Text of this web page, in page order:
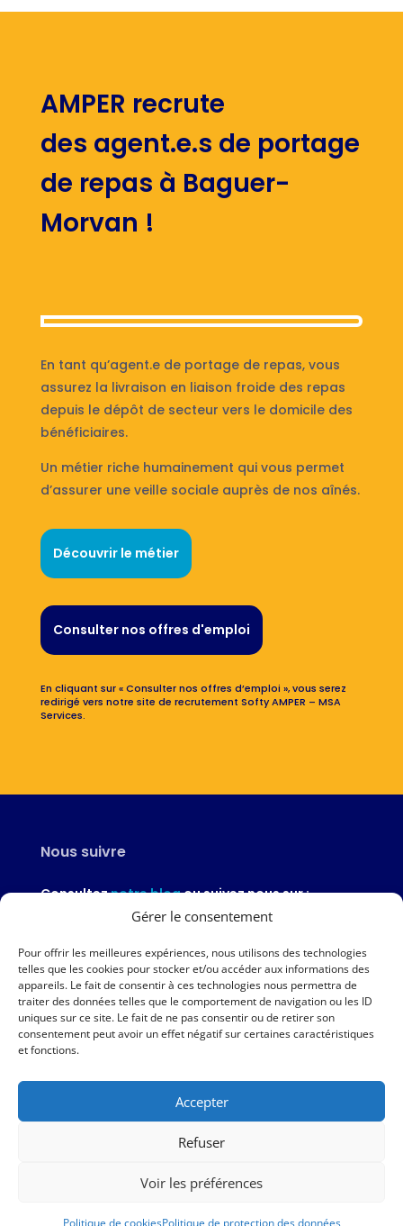
Gérer le consentement
Pour offrir les meilleures expériences, nous utilisons des technologies
telles que les cookies pour stocker et/ou accéder aux informations des
appareils. Le fait de consentir à ces technologies nous permettra de
traiter des données telles que le comportement de navigation ou les ID
uniques sur ce site. Le fait de ne pas consentir ou de retirer son
consentement peut avoir un effet négatif sur certaines caractéristiques
et fonctions.
Accepter
Refuser
Voir les préférences
Politique de cookiesPolitique de protection des données
AMPER recrute
des agent.e.s de portage
de repas à Baguer-
Morvan !
En tant qu’agent.e de portage de repas, vous
assurez la livraison en liaison froide des repas
depuis le dépôt de secteur vers le domicile des
bénéficiaires.
Un métier riche humainement qui vous permet
d’assurer une veille sociale auprès de nos aînés.
Découvrir le métier
Consulter nos offres d'emploi
En cliquant sur « Consulter nos offres d’emploi », vous serez
redirigé vers notre site de recrutement Softy AMPER – MSA
Services.
Nous suivre
Consulteznotre blogou suivez nous sur :
Nous contacter
02 97 46 51 97
Nous écrire
AMPER – 6 avenue du Général Borgnis-Desbordes – VANNES
Politique de protection des données
Politique de cookies